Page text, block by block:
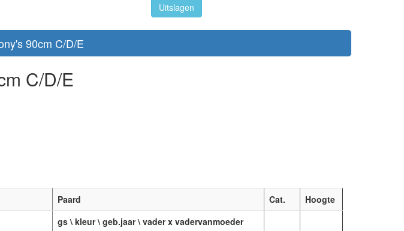
Uitslagen
90cm C/D/E
C/D/E
Paard Cat.
Hoogte
gs \ kleur \ geb.jaar \ vader x vadervanmoeder